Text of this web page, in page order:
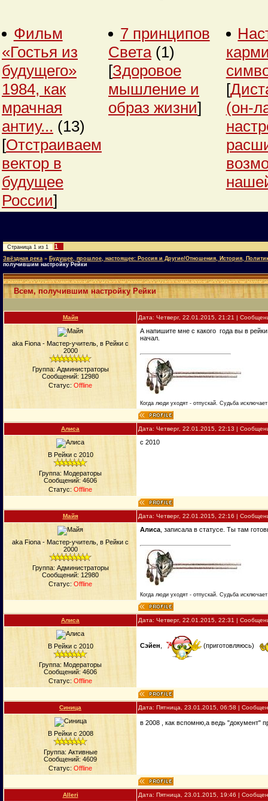
Фильм
«Гостья из
будущего»
1984, как
мрачная
антиу... (13)
[Отстраиваем
вектор в
будущее
России]
7 принципов
Света (1)
[Здоровое
мышление и
образ жизни]
[
(он-
Страница 1 из 1 1
Звёздная река » Будущее, прошлое, настоящее: Россия и Другие/Отношения, История,
получившим настройку Рейки
Всем, получившим настройку Рейки
Майя Дата: Четверг, 22.01.2015, 21:21 |
aka Fiona - Мастер-учитель, в Рейки с
2000
Группа: Администраторы
Сообщений: 12980
Статус: Offline
А напишите мне с какого года вы в рейки
начал.
Когда люди уходят - отпускай. Судьба
Алиса Дата: Четверг, 22.01.2015, 22:13 |
В Рейки с 2010
Группа: Модераторы
Сообщений: 4606
Статус: Offline
c 2010
Майя Дата: Четверг, 22.01.2015, 22:16 |
aka Fiona - Мастер-учитель, в Рейки с
2000
Группа: Администраторы
Сообщений: 12980
Статус: Offline
Алиса , записала в статусе. Ты там
Когда люди уходят - отпускай. Судьба
Алиса Дата: Четверг, 22.01.2015, 22:31 |
В Рейки с 2010
Группа: Модераторы
Сообщений: 4606
Статус: Offline
Сэйен (приготовляюсь)
Синица Дата: Пятница, 23.01.2015, 06:58 |
В Рейки с 2008
Группа: Активные
Сообщений: 4609
Статус: Offline
в 2008 , как вспомню,а ведь "документ"
Alleri Дата: Пятница, 23.01.2015, 19:46 |